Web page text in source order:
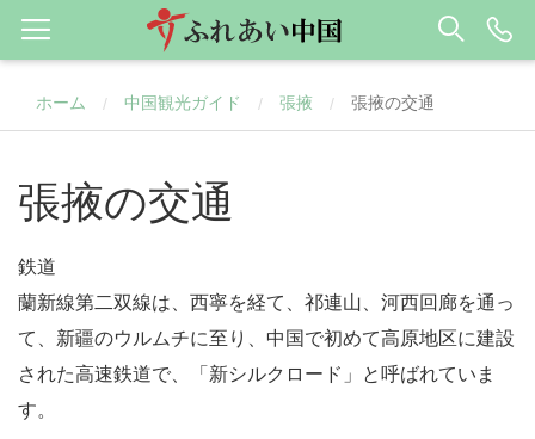
ホーム / 中国観光ガイド / 張掖 / 張掖の交通
張掖の交通
鉄道
蘭新線第二双線は、西寧を経て、祁連山、河西回廊を通っ
て、新疆のウルムチに至り、中国で初めて高原地区に建設
された高速鉄道で、「新シルクロード」と呼ばれていま
す。